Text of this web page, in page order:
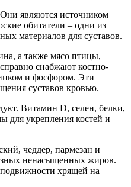
являются источником
обитатели – одни из
материалов для суставов.
а также мясо птицы,
снабжают костно-
и фосфором. Эти
суставов кровью.
Витамин D, селен, белки,
для укрепления костей и
чеддер, пармезан и
ненасыщенных жиров.
хрящей на